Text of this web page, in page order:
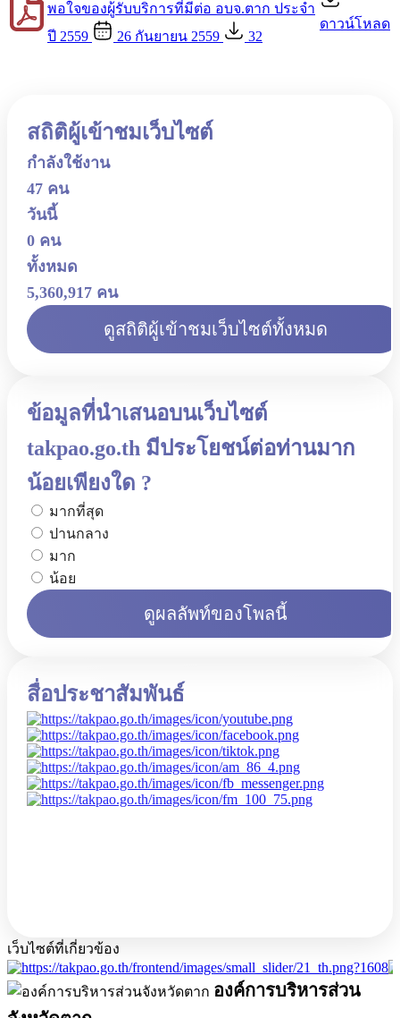
พอใจของผู้รับบริการที่มีต่อ อบจ.ตาก ประจำ
ปี 2559
26 กันยายน 2559 32
ดาวน์โหลด
สถิติผู้เข้าชมเว็บไซต์
กำลังใช้งาน
47 คน
วันนี้
0 คน
ทั้งหมด
5,360,917 คน
ดูสถิติผู้เข้าชมเว็บไซต์ทั้งหมด
ข้อมูลที่นำเสนอบนเว็บไซต์
takpao.go.th มีประโยชน์ต่อท่านมาก
น้อยเพียงใด ?
มากที่สุด
ปานกลาง
มาก
น้อย
ดูผลลัพท์ของโพลนี้
สื่อประชาสัมพันธ์
เว็บไซต์ที่เกี่ยวข้อง
องค์การบริหารส่วน